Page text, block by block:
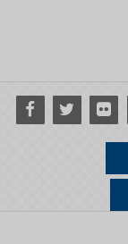
Facebook
Twitter Flickr